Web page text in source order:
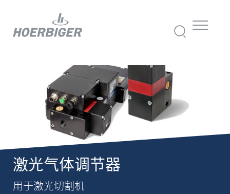
激光气体调节器
用于激光切割机